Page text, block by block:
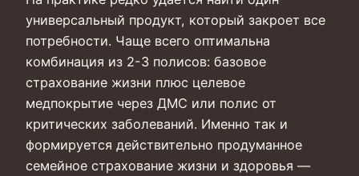
универсальный продукт, который закроет все
потребности. Чаще всего оптимальна
комбинация из 2-3 полисов: базовое
страхование жизни плюс целевое
медпокрытие через ДМС или полис от
критических заболеваний. Именно так и
формируется действительно продуманное
семейное страхование жизни и здоровья —